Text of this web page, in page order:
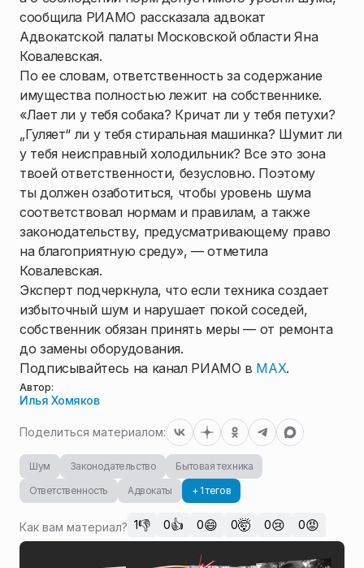
сообщила РИАМО рассказала адвокат
Адвокатской палаты Московской области Яна
Ковалевская.
По ее словам, ответственность за содержание
имущества полностью лежит на собственнике.
«Лает ли у тебя собака? Кричат ли у тебя петухи?
„Гуляет“ ли у тебя стиральная машинка? Шумит ли
у тебя неисправный холодильник? Все это зона
твоей ответственности, безусловно. Поэтому
ты должен озаботиться, чтобы уровень шума
соответствовал нормам и правилам, а также
законодательству, предусматривающему право
на благоприятную среду», — отметила
Ковалевская.
Эксперт подчеркнула, что если техника создает
избыточный шум и нарушает покой соседей,
собственник обязан принять меры — от ремонта
до замены оборудования.
Подписывайтесь на канал РИАМО в MAX.
Автор:
Илья Хомяков
Поделиться материалом:
Шум Законодательство
Бытовая техника
Ответственность
Адвокаты + 1 тегов
Как вам материал? 1👎 0👍 0😄 0🤯 0😢 0😡